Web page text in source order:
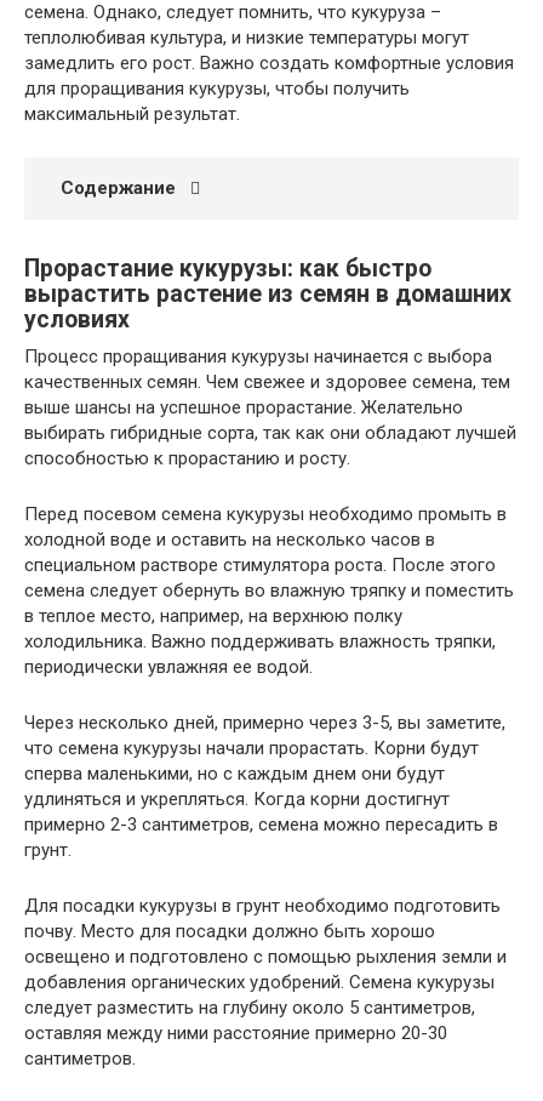
семена. Однако, следует помнить, что кукуруза –
теплолюбивая культура, и низкие температуры могут
замедлить его рост. Важно создать комфортные условия
для проращивания кукурузы, чтобы получить
максимальный результат.
Содержание
Прорастание кукурузы: как быстро
вырастить растение из семян в домашних
условиях
Процесс проращивания кукурузы начинается с выбора
качественных семян. Чем свежее и здоровее семена, тем
выше шансы на успешное прорастание. Желательно
выбирать гибридные сорта, так как они обладают лучшей
способностью к прорастанию и росту.
Перед посевом семена кукурузы необходимо промыть в
холодной воде и оставить на несколько часов в
специальном растворе стимулятора роста. После этого
семена следует обернуть во влажную тряпку и поместить
в теплое место, например, на верхнюю полку
холодильника. Важно поддерживать влажность тряпки,
периодически увлажняя ее водой.
Через несколько дней, примерно через 3-5, вы заметите,
что семена кукурузы начали прорастать. Корни будут
сперва маленькими, но с каждым днем они будут
удлиняться и укрепляться. Когда корни достигнут
примерно 2-3 сантиметров, семена можно пересадить в
грунт.
Для посадки кукурузы в грунт необходимо подготовить
почву. Место для посадки должно быть хорошо
освещено и подготовлено с помощью рыхления земли и
добавления органических удобрений. Семена кукурузы
следует разместить на глубину около 5 сантиметров,
оставляя между ними расстояние примерно 20-30
сантиметров.